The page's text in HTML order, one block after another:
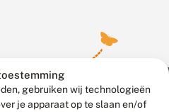
gebruiken wij technologieën
je apparaat op te slaan en/of